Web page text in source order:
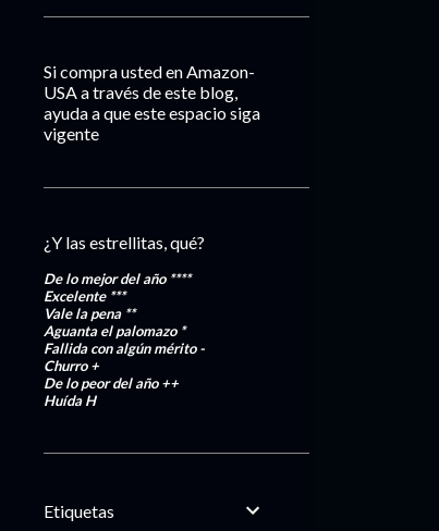
Si compra usted en Amazon-
USA a través de este blog,
ayuda a que este espacio siga
vigente
¿Y las estrellitas, qué?
De lo mejor del año ****
Excelente***
Vale la pena **
Aguanta el palomazo *
Fallida con algún mérito-
Churro+
De lo peor del año++
HuídaH
Etiquetas